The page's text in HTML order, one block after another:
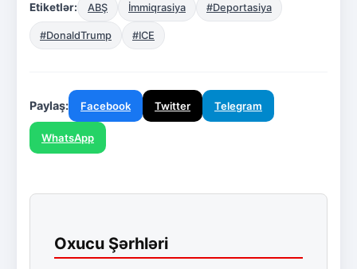
Etiketlər: ABŞ İmmiqrasiya #Deportasiya
#DonaldTrump #ICE
Paylaş: Facebook Twitter Telegram
WhatsApp
Oxucu Şərhləri